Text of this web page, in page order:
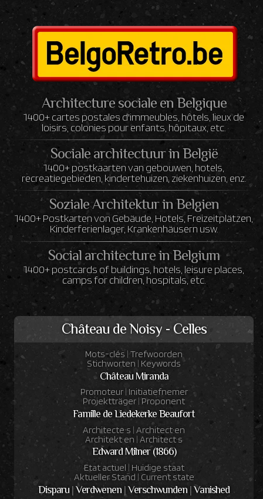
Architecture sociale en Belgique
1400+ cartes postales d'immeubles, hôtels, lieux de
loisirs, colonies pour enfants, hôpitaux, etc.
Sociale architectuur in België
1400+ postkaarten van gebouwen, hotels,
recreatiegebieden, kindertehuizen, ziekenhuizen, enz.
Soziale Architektur in Belgien
1400+ Postkarten von Gebäude, Hotels, Freizeitplätzen,
Kinderferienlager, Krankenhäusern usw.
Social architecture in Belgium
1400+ postcards of buildings, hotels, leisure places,
camps for children, hospitals, etc.
Château de Noisy - Celles
Mots-clés| Trefwoorden
Stichworten | Keywords
Château Miranda
Promoteur| Initiatiefnemer
Projektträger |Proponent
Famille de Liedekerke Beaufort
Architecte·s | Architect·en
Architekt·en | Architect·s
Edward Milner (1866)
Etat actuel | Huidige staat
Aktueller Stand | Current state
Disparu |Verdwenen |Verschwunden |Vanished